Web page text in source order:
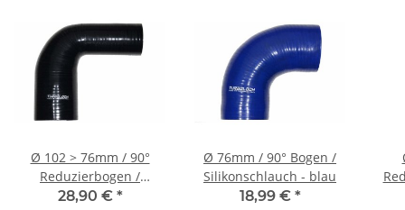
Ø 102 > 76mm / 90°
Reduzierbogen /
Silikonschlauch -
28,90 € *
Ø 76mm / 90° Bogen /
Silikonschlauch - blau
18,99 € *